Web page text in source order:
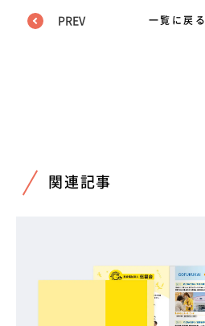
PREV 一覧に戻る
関連記事